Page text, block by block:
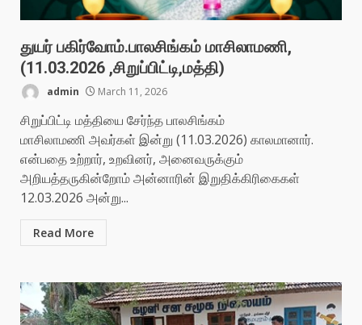
துயர் பகிர்வோம்.பாலசிங்கம் மாசிலாமணி,
(11.03.2026 ,சிறுப்பிட்டி,மத்தி)
admin March 11, 2026
சிறுப்பிட்டி மத்தியை சேர்ந்த பாலசிங்கம்
மாசிலாமணி அவர்கள் இன்று (11.03.2026) காலமானார்.
என்பதை உற்றார், உறவினர், அனைவருக்கும்
அறியத்தருகின்றோம் அன்னாரின் இறுதிக்கிரிகைகள்
12.03.2026 அன்று...
Read More